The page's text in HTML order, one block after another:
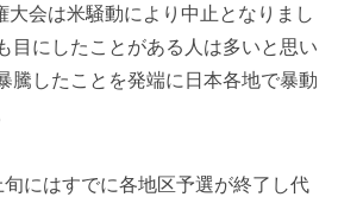
大会は米騒動により中止となりまし
目にしたことがある人は多いと思い
騰したことを発端に日本各地で暴動
にはすでに各地区予選が終了し代